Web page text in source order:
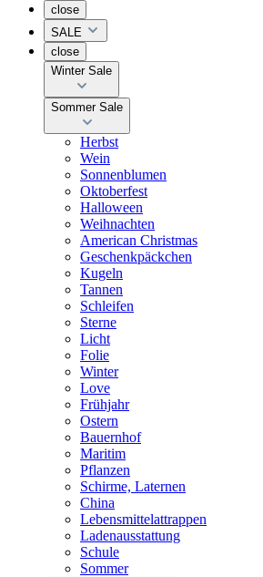
close
SALE
close
Winter Sale
Sommer Sale
Herbst
Wein
Sonnenblumen
Oktoberfest
Halloween
Weihnachten
American Christmas
Geschenkpäckchen
Kugeln
Tannen
Schleifen
Sterne
Licht
Folie
Winter
Love
Frühjahr
Ostern
Bauernhof
Maritim
Pflanzen
Schirme, Laternen
China
Lebensmittelattrappen
Ladenausstattung
Schule
Sommer